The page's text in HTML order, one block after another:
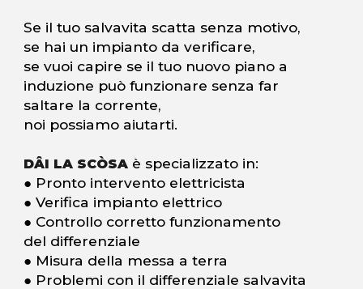
Se il tuo salvavita scatta senza motivo,
se hai un impianto da verificare,
se vuoi capire se il tuo nuovo piano a
induzione può funzionare senza far
saltare la corrente,
noi possiamo aiutarti.
DÂI LA SCÒSA è specializzato in:
● Pronto intervento elettricista
● Verifica impianto elettrico
● Controllo corretto funzionamento
del differenziale
● Misura della messa a terra
● Problemi con il differenziale salvavita